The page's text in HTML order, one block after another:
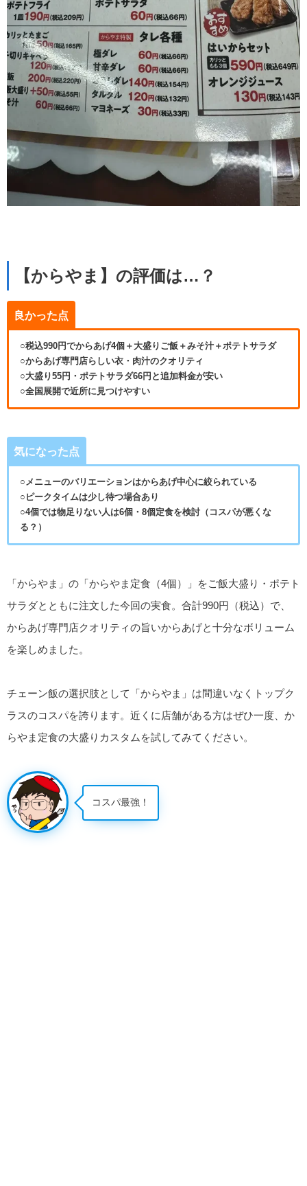
【からやま】の評価は…？
良かった点
○税込990円でからあげ4個＋大盛りご飯＋みそ汁＋ポテトサラダ
○からあげ専門店らしい衣・肉汁のクオリティ
○大盛り55円・ポテトサラダ66円と追加料金が安い
○全国展開で近所に見つけやすい
気になった点
○メニューのバリエーションはからあげ中心に絞られている
○ピークタイムは少し待つ場合あり
○4個では物足りない人は6個・8個定食を検討（コスパが悪くな
る？）
「からやま」の「からやま定食（4個）」をご飯大盛り・ポテト
サラダとともに注文した今回の実食。合計990円（税込）で、
からあげ専門店クオリティの旨いからあげと十分なボリューム
を楽しめました。
チェーン飯の選択肢として「からやま」は間違いなくトップク
ラスのコスパを誇ります。近くに店舗がある方はぜひ一度、か
らやま定食の大盛りカスタムを試してみてください。
コスパ最強！